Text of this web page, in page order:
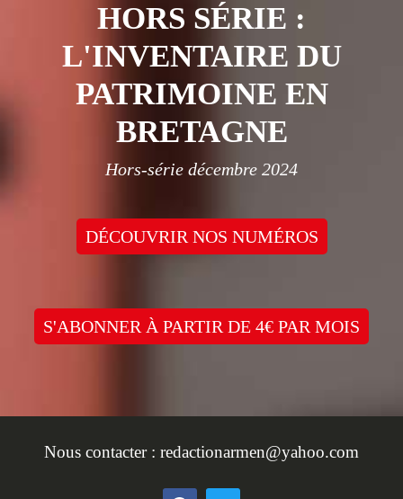
HORS SÉRIE :
L'INVENTAIRE DU
PATRIMOINE EN
BRETAGNE
Hors-série décembre 2024
DÉCOUVRIR NOS NUMÉROS
S'ABONNER À PARTIR DE 4€ PAR MOIS
Nous contacter : redactionarmen@yahoo.com